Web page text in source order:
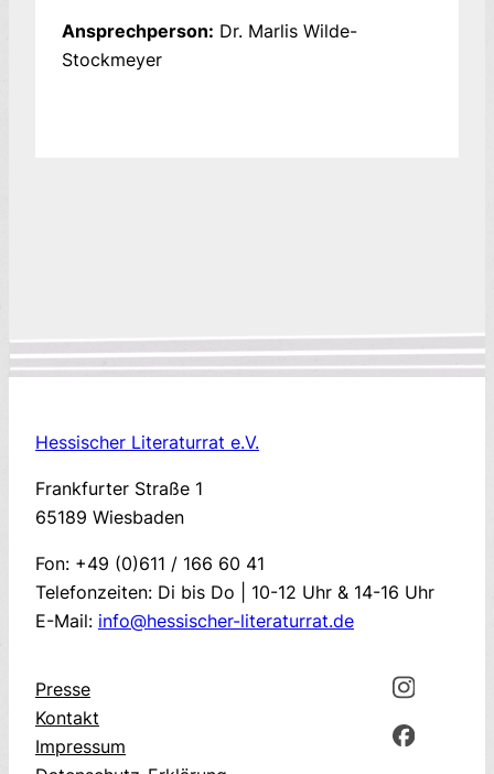
Ansprechperson: Dr. Marlis Wilde-
Stockmeyer
Hessischer Literaturrat e.V.
Frankfurter Straße 1
65189 Wiesbaden
Fon: +49 (0)611 / 166 60 41
Telefonzeiten: Di bis Do | 10-12 Uhr & 14-16 Uhr
E-Mail: info@hessischer-literaturrat.de
Presse
Kontakt
Impressum